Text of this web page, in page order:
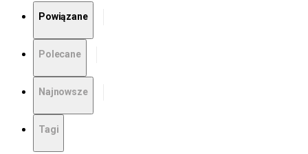
Powiązane
Polecane
Najnowsze
Tagi